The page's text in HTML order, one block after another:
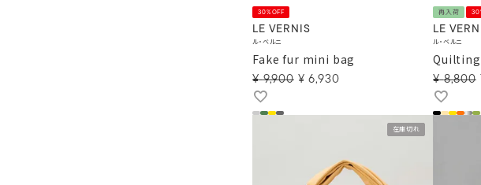
30%OFF
LE VERNIS
ル・ベルニ
Fake fur mini bag
¥ 9,900 ¥ 6,930
再入荷
LE
ル・ベルニ
¥ 8,800
在庫切れ